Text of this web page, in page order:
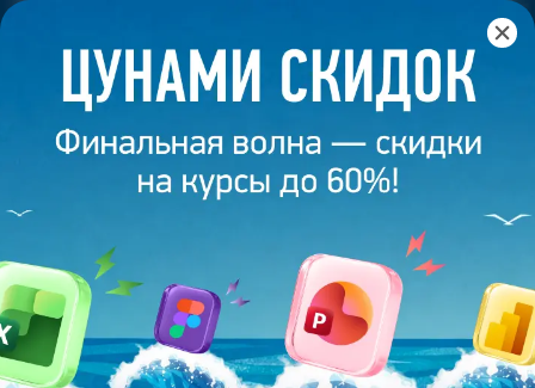
Главная /Банк слайдов / Презентация 243 – Татьяна
ПРЕЗЕНТАЦИЯ 243 - ТАТЬЯНА
ЛОМОНОСОВА
Моё избранное